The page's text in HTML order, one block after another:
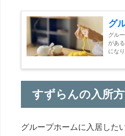
グ
グル
があ
にな
すずらんの入所
グループホームに入居した